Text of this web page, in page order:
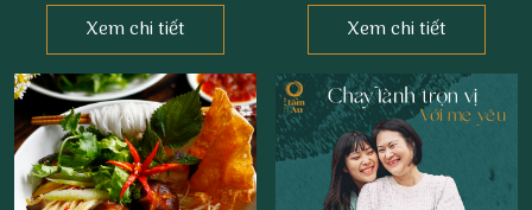
Xem chi tiết
hoặc thú vị hơn là bất cứ khi nào
bản thân cảm thấy ngán ngẩm
với thịt, cá và cần chút thanh
đạm cho bữa ăn.
Xem chi tiết